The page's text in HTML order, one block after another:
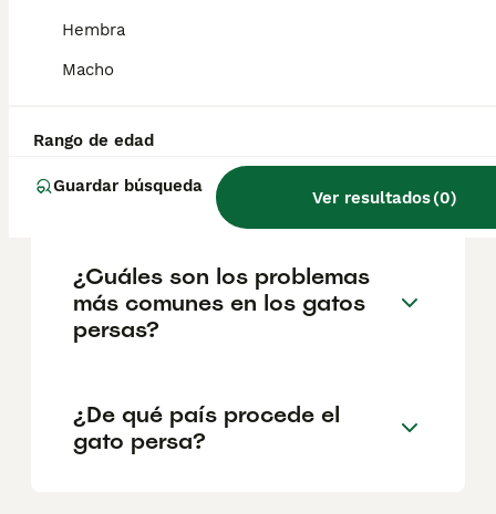
Hembra
Macho
Rango de edad
Guardar búsqueda
Ver resultados(0)
Informarse bien y comparar opciones antes
de comprometerse siempre es la mejor
¿Ventajas y desventajas de
tener un gato persa?
¿Cuáles son los problemas
más comunes en los gatos
persas?
¿De qué país procede el
gato persa?